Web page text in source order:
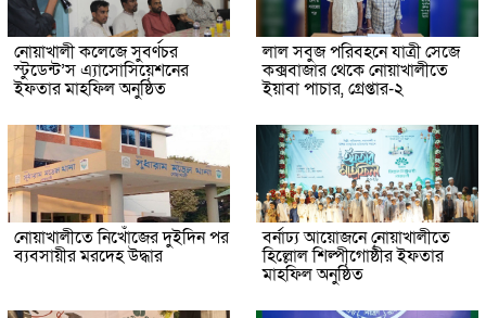
নোয়াখালী কলেজে সুবর্ণচর
স্টুডেন্ট’স এ্যাসোসিয়েশনের
ইফতার মাহফিল অনুষ্ঠিত
লাল সবুজ পরিবহনে যাত্রী সেজে
কক্সবাজার থেকে নোয়াখালীতে
ইয়াবা পাচার, গ্রেপ্তার-২
নোয়াখালীতে নিখোঁজের দুইদিন পর
ব্যবসায়ীর মরদেহ উদ্ধার
বর্নাঢ্য আয়োজনে নোয়াখালীতে
হিল্লোল শিল্পীগোষ্ঠীর ইফতার
মাহফিল অনুষ্ঠিত